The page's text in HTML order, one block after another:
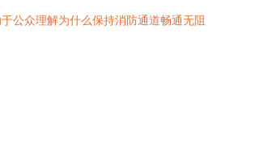
公众理解为什么保持消防通道畅通无阻